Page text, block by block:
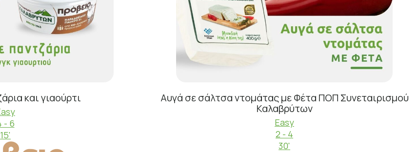
και γιαούρτι
- 6
15'
Αυγά σε σάλτσα ντομάτας με Φέτα ΠΟΠ Συνεταιρισμού
Καλαβρύτων
Easy
2 - 4
30'